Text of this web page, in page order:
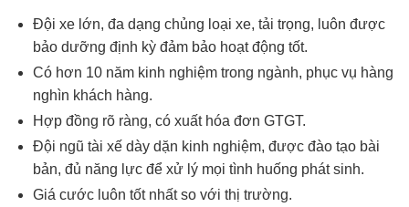
Đội xe lớn, đa dạng chủng loại xe, tải trọng, luôn được
bảo dưỡng định kỳ đảm bảo hoạt động tốt.
Có hơn 10 năm kinh nghiệm trong ngành, phục vụ hàng
nghìn khách hàng.
Hợp đồng rõ ràng, có xuất hóa đơn GTGT.
Đội ngũ tài xế dày dặn kinh nghiệm, được đào tạo bài
bản, đủ năng lực để xử lý mọi tình huống phát sinh.
Giá cước luôn tốt nhất so với thị trường.